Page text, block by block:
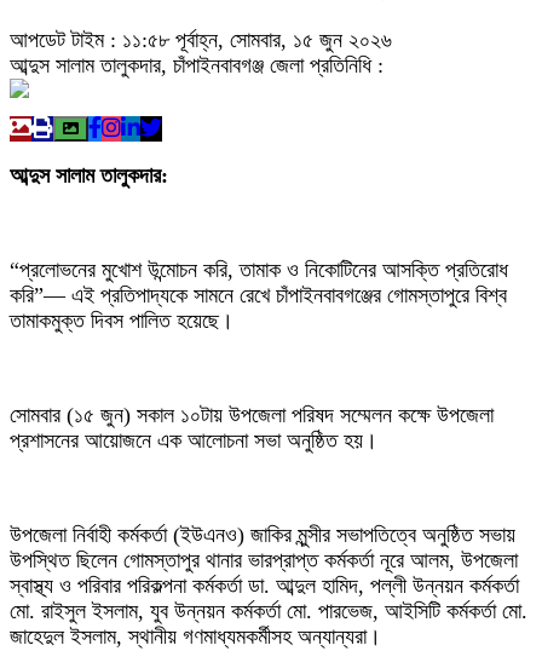
আপডেট টাইম : ১১:৫৮ পূর্বাহ্ন, সোমবার, ১৫ জুন ২০২৬
আব্দুস সালাম তালুকদার, চাঁপাইনবাবগঞ্জ জেলা প্রতিনিধি :
আব্দুস সালাম তালুকদার:
“প্রলোভনের মুখোশ উন্মোচন করি, তামাক ও নিকোটিনের আসক্তি প্রতিরোধ
করি”— এই প্রতিপাদ্যকে সামনে রেখে চাঁপাইনবাবগঞ্জের গোমস্তাপুরে বিশ্ব
তামাকমুক্ত দিবস পালিত হয়েছে।
সোমবার (১৫ জুন) সকাল ১০টায় উপজেলা পরিষদ সম্মেলন কক্ষে উপজেলা
প্রশাসনের আয়োজনে এক আলোচনা সভা অনুষ্ঠিত হয়।
উপজেলা নির্বাহী কর্মকর্তা (ইউএনও) জাকির মুন্সীর সভাপতিত্বে অনুষ্ঠিত সভায়
উপস্থিত ছিলেন গোমস্তাপুর থানার ভারপ্রাপ্ত কর্মকর্তা নূরে আলম, উপজেলা
স্বাস্থ্য ও পরিবার পরিকল্পনা কর্মকর্তা ডা. আব্দুল হামিদ, পল্লী উন্নয়ন কর্মকর্তা
মো. রাইসুল ইসলাম, যুব উন্নয়ন কর্মকর্তা মো. পারভেজ, আইসিটি কর্মকর্তা মো.
জাহেদুল ইসলাম, স্থানীয় গণমাধ্যমকর্মীসহ অন্যান্যরা।